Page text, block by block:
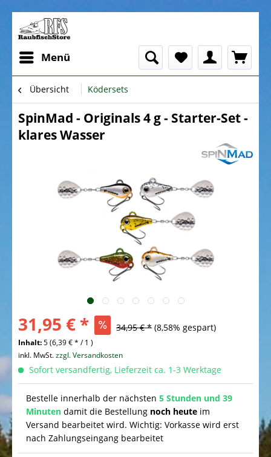
Menü
Übersicht Ködersets
SpinMad - Originals 4 g - Starter-Set -
klares Wasser
31,95 € * 34,95 € * (8,58% gespart)
Inhalt:5 (6,39 € * / 1 )
inkl. MwSt.zzgl. Versandkosten
Sofort versandfertig, Lieferzeit ca. 1-3 Werktage
Bestelle innerhalb der nächsten 5 Stunden und 39
Minuten damit die Bestellung noch heute im
Versand bearbeitet wird. Wichtig: Vorkasse wird erst
nach Zahlungseingang bearbeitet